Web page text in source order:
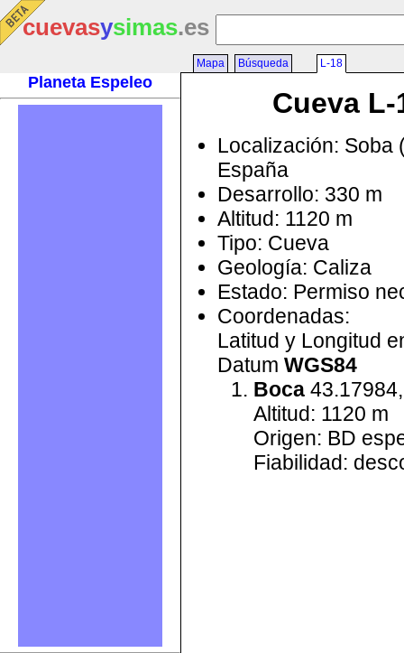
cuevasysimas.es
Planeta Espeleo
Mapa Búsqueda L-18
Cueva L-
Localización: Soba
España
Desarrollo: 330 m
Altitud: 1120 m
Tipo: Cueva
Geología: Caliza
Estado: Permiso
Coordenadas:
Latitud y Longitud
Datum WGS84
Boca
Altitud: 1120 m
Origen: BD
Fiabilidad: